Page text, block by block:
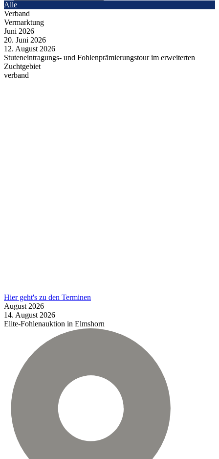
Alle
Verband
Vermarktung
Juni 2026
20. Juni 2026
12. August 2026
Stuteneintragungs- und Fohlenprämierungstour im erweiterten
Zuchtgebiet
verband
Hier geht's zu den Terminen
August 2026
14. August 2026
Elite-Fohlenauktion in Elmshorn